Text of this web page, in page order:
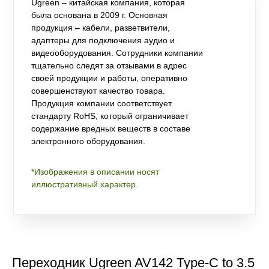
Ugreen – китайская компания, которая
была основана в 2009 г. Основная
продукция – кабели, разветвители,
адаптеры для подключения аудио и
видеооборудования. Сотрудники компании
тщательно следят за отзывами в адрес
своей продукции и работы, оперативно
совершенствуют качество товара.
Продукция компании соответствует
стандарту RoHS, который ограничивает
содержание вредных веществ в составе
электронного оборудования.
*Изображения в описании носят
иллюстративный характер.
Переходник Ugreen AV142 Type-C to 3.5